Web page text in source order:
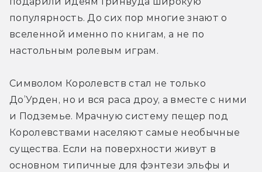
популярность. До сих пор многие знают о
вселенной именно по книгам, а не по
настольным ролевым играм.
Символом Королевств стал не только
До’Урден, но и вся раса дроу, а вместе с ними
и Подземье. Мрачную систему пещер под
Королевствами населяют самые необычные
существа. Если на поверхности живут в
основном типичные для фэнтези эльфы и